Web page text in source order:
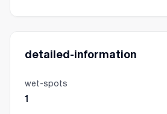
detailed-information
wet-spots
1